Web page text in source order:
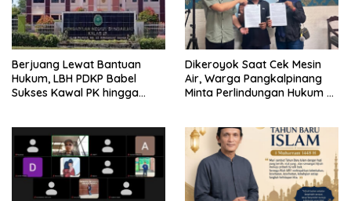
Berjuang Lewat Bantuan
Hukum, LBH PDKP Babel
Sukses Kawal PK hingga
Dikeroyok Saat Cek Mesin
Air, Warga Pangkalpinang
Minta Perlindungan Hukum ke